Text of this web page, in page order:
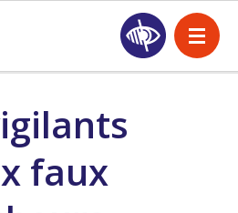
faux